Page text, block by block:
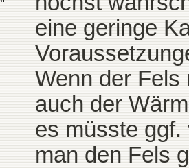
eine geringe
Wenn der Fels
auch der
es müsste
man den Fels